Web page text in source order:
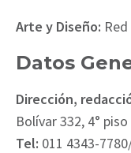
Arte y Diseño:
Datos
Dirección,
Bolívar 332, 4°
Tel: 011 4343-